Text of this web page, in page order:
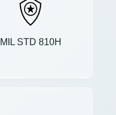
MIL STD 810H